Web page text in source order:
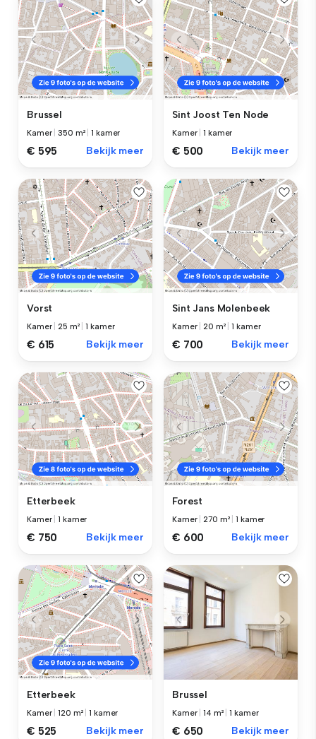
Brussel
Kamer |350 m² |1 kamer
€ 595 Bekijk meer
Sint Joost Ten Node
Kamer |1 kamer
€ 500 Bekijk meer
Vorst
Kamer 25 m² |1 kamer
€ 615 Bekijk meer
Sint Jans Molenbeek
Kamer 20 m² |1 kamer
€ 700 Bekijk meer
Etterbeek
Kamer |1 kamer
€ 750 Bekijk meer
Forest
Kamer |270 m² |1 kamer
€ 600 Bekijk meer
Etterbeek
Kamer |120 m² |1 kamer
€ 525 Bekijk meer
Brussel
Kamer |14 m² |1 kamer
€ 650 Bekijk meer